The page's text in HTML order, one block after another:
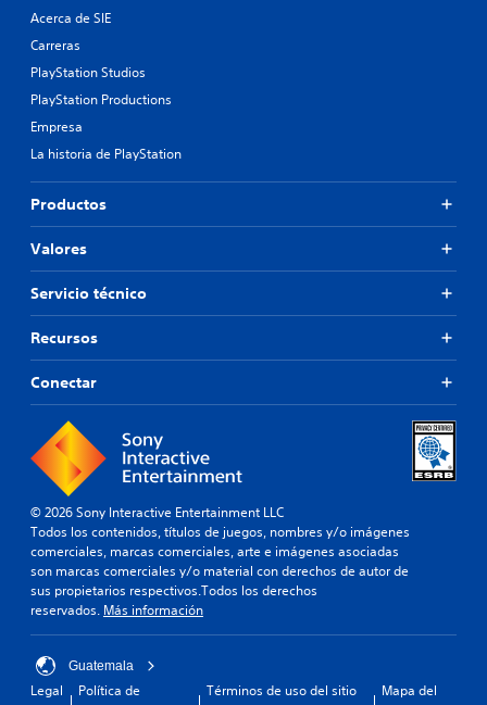
Acerca de SIE
Carreras
PlayStation Studios
PlayStation Productions
Empresa
La historia de PlayStation
Productos
Valores
Servicio técnico
Recursos
Conectar
© 2026 Sony Interactive Entertainment LLC
Todos los contenidos, títulos de juegos, nombres y/o imágenes
comerciales, marcas comerciales, arte e imágenes asociadas
son marcas comerciales y/o material con derechos de autor de
sus propietarios respectivos.Todos los derechos
reservados. Más información
Guatemala
Legal
Política de
Términos de uso del sitio
Mapa del